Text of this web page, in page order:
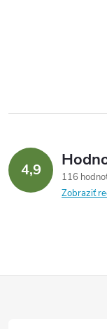
4,9
116
Zobraziť